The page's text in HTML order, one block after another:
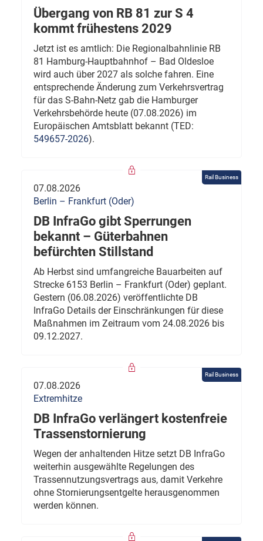
Übergang von RB 81 zur S 4
kommt frühestens 2029
Jetzt ist es amtlich: Die Regionalbahnlinie RB
81 Hamburg-Hauptbahnhof – Bad Oldesloe
wird auch über 2027 als solche fahren. Eine
entsprechende Änderung zum Verkehrsvertrag
für das S-Bahn-Netz gab die Hamburger
Verkehrsbehörde heute (07.08.2026) im
Europäischen Amtsblatt bekannt (TED:
549657-2026).
Rail Business
07.08.2026
Berlin – Frankfurt (Oder)
DB InfraGo gibt Sperrungen
bekannt – Güterbahnen
befürchten Stillstand
Ab Herbst sind umfangreiche Bauarbeiten auf
Strecke 6153 Berlin – Frankfurt (Oder) geplant.
Gestern (06.08.2026) veröffentlichte DB
InfraGo Details der Einschränkungen für diese
Maßnahmen im Zeitraum vom 24.08.2026 bis
09.12.2027.
Rail Business
07.08.2026
Extremhitze
DB InfraGo verlängert kostenfreie
Trassenstornierung
Wegen der anhaltenden Hitze setzt DB InfraGo
weiterhin ausgewählte Regelungen des
Trassennutzungsvertrags aus, damit Verkehre
ohne Stornierungsentgelte herausgenommen
werden können.